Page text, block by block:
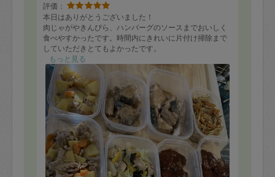
評価：
本日はありがとうございました！
肉じゃがやきんぴら、ハンバーグのソースまでおいしく
食べやすかったです。時間内にきれいに片付け掃除まで
していただきとてもよかったです。
またよろしくお願いします！
もっと見る